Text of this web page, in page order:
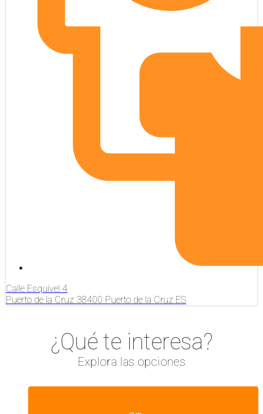
Calle Esquivel 4
Puerto de la Cruz 38400 Puerto de la Cruz ES
¿Qué te interesa?
Explora las opciones